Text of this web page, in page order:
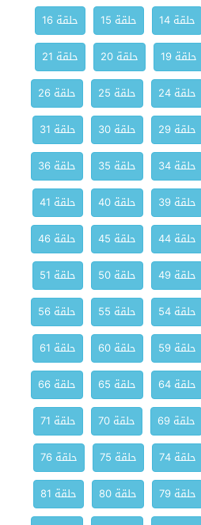
حلقة 14 حلقة 15
حلقة 16
حلقة 19 حلقة 20
حلقة 21
حلقة 24 حلقة 25
حلقة 26
حلقة 29 حلقة 30
حلقة 31
حلقة 34 حلقة 35
حلقة 36
حلقة 39 حلقة 40
حلقة 41
حلقة 44 حلقة 45
حلقة 46
حلقة 49 حلقة 50
حلقة 51
حلقة 54 حلقة 55
حلقة 56
حلقة 59 حلقة 60
حلقة 61
حلقة 64 حلقة 65
حلقة 66
حلقة 69 حلقة 70
حلقة 71
حلقة 74 حلقة 75
حلقة 76
حلقة 79 حلقة 80
حلقة 81